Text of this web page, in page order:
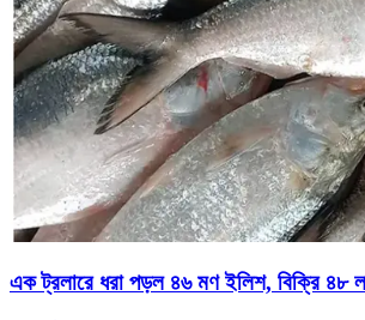
এক ট্রলারে ধরা পড়ল ৪৬ মণ ইলিশ, বিক্রি ৪৮